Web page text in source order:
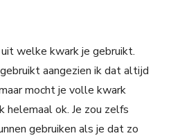
welke kwark je gebruikt.
aangezien ik dat altijd
mocht je volle kwark
helemaal ok. Je zou zelfs
gebruiken als je dat zo